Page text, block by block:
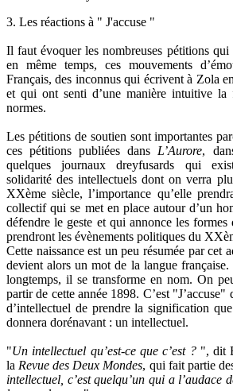
3. Les réactions à " J'accuse "
Il faut évoquer les nombreuses pétitions qui
en même temps, ces mouvements
Français, des inconnus qui écrivent à Zola
et qui ont senti d’une manière intuitive la
normes.
Les pétitions de soutien sont importantes
ces pétitions publiées dans L’Aurore,
quelques journaux dreyfusards qui
solidarité des intellectuels dont on verra
XXème siècle, l’importance qu’elle
collectif qui se met en place autour d’un
défendre le geste et qui annonce les formes
prendront les évènements politiques du
Cette naissance est un peu résumée par cet
devient alors un mot de la langue française.
longtemps, il se transforme en nom. On
partir de cette année 1898. C’est
d’intellectuel de prendre la signification
donnera dorénavant : un intellectuel.
"Un intellectuel qu’est-ce que c’est ? ", dit
la Revue des Deux Mondes, qui fait partie
intellectuel, c’est quelqu’un qui a l’audace